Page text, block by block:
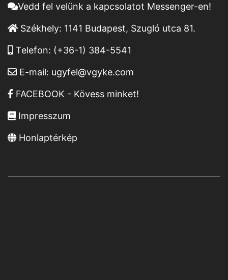
Vedd fel velünk a kapcsolatot Messenger-en!
Székhely: 1141 Budapest, Szugló utca 81.
Telefon: (+36-1) 384-5541
E-mail: ugyfel@vgyke.com
FACEBOOK - Kövess minket!
Impresszum
Honlaptérkép